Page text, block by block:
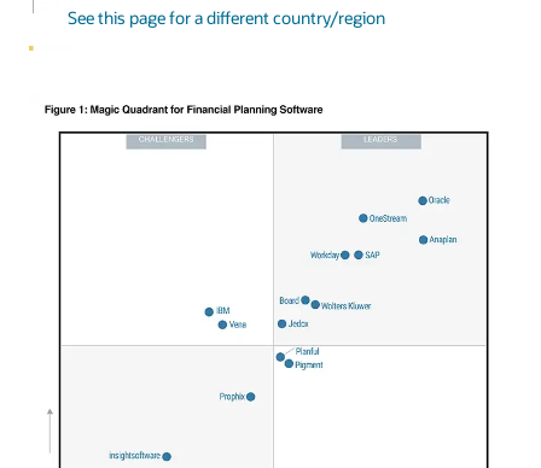
See this page for a different country/region